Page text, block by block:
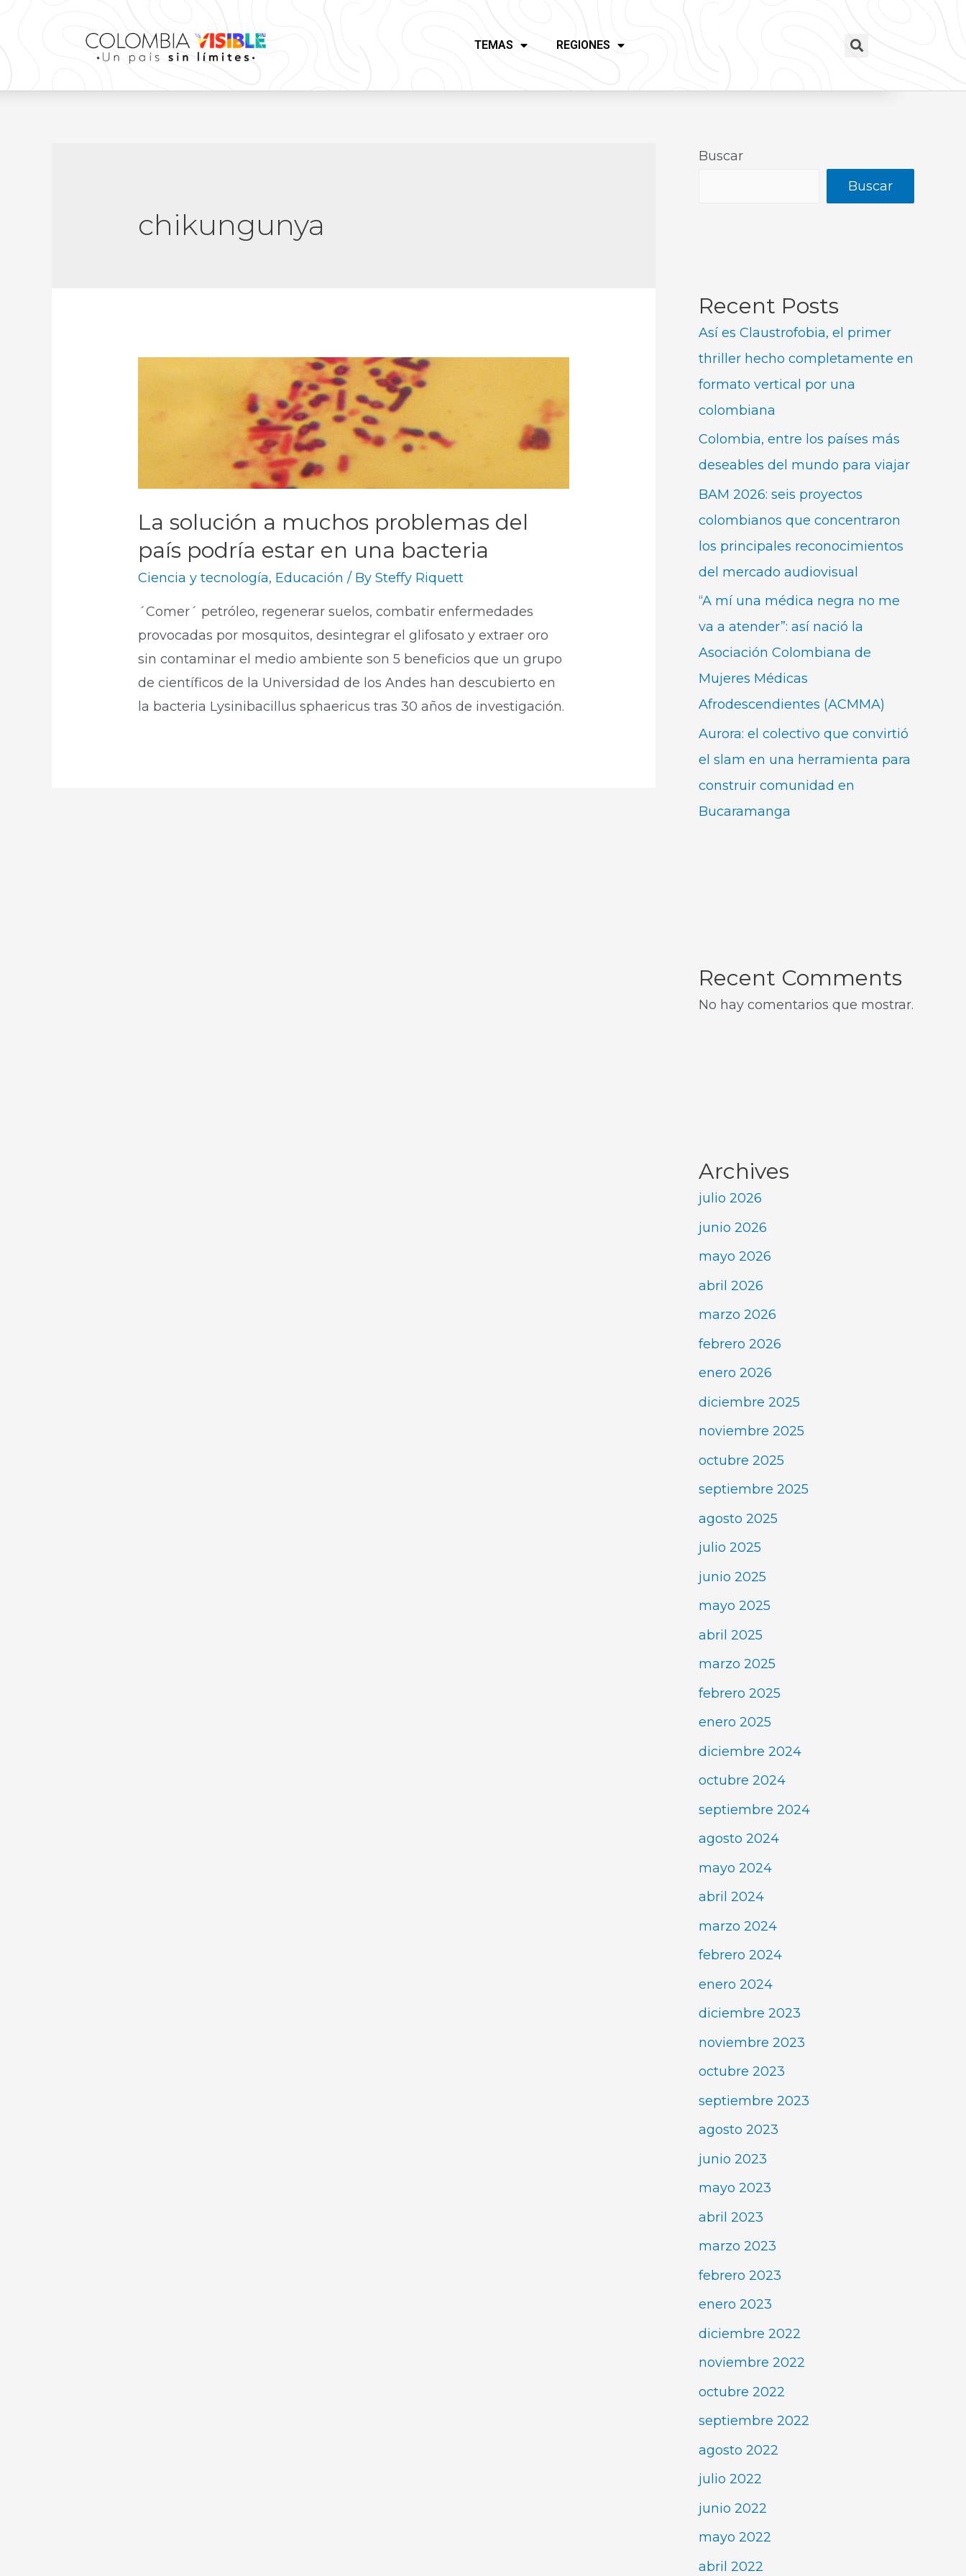
TEMAS REGIONES
chikungunya
La solución a muchos problemas del
país podría estar en una bacteria
Ciencia y tecnología, Educación / BySteffy Riquett
´Comer´ petróleo, regenerar suelos, combatir enfermedades
provocadas por mosquitos, desintegrar el glifosato y extraer oro
sin contaminar el medio ambiente son 5 beneficios que un grupo
de científicos de la Universidad de los Andes han descubierto en
la bacteria Lysinibacillus sphaericus tras 30 años de investigación.
Buscar
Buscar
Recent Posts
Así es Claustrofobia, el primer
thriller hecho completamente en
formato vertical por una
colombiana
Colombia, entre los países más
deseables del mundo para viajar
BAM 2026: seis proyectos
colombianos que concentraron
los principales reconocimientos
del mercado audiovisual
“A mí una médica negra no me
va a atender”: así nació la
Asociación Colombiana de
Mujeres Médicas
Afrodescendientes (ACMMA)
Aurora: el colectivo que convirtió
el slam en una herramienta para
construir comunidad en
Bucaramanga
Recent Comments
No hay comentarios que mostrar.
Archives
julio 2026
junio 2026
mayo 2026
abril 2026
marzo 2026
febrero 2026
enero 2026
diciembre 2025
noviembre 2025
octubre 2025
septiembre 2025
agosto 2025
julio 2025
junio 2025
mayo 2025
abril 2025
marzo 2025
febrero 2025
enero 2025
diciembre 2024
octubre 2024
septiembre 2024
agosto 2024
mayo 2024
abril 2024
marzo 2024
febrero 2024
enero 2024
diciembre 2023
noviembre 2023
octubre 2023
septiembre 2023
agosto 2023
junio 2023
mayo 2023
abril 2023
marzo 2023
febrero 2023
enero 2023
diciembre 2022
noviembre 2022
octubre 2022
septiembre 2022
agosto 2022
julio 2022
junio 2022
mayo 2022
abril 2022